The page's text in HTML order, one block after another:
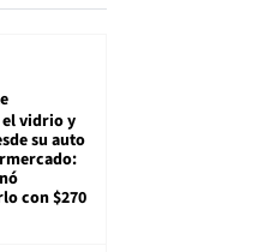
vidrio y
su auto
con $270